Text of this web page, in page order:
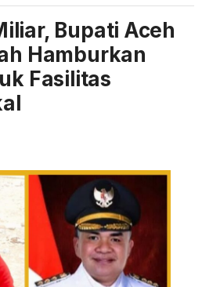
Bupati Aceh
Hamburkan
Fasilitas